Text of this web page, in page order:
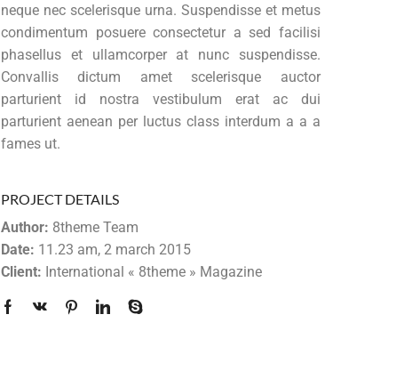
neque nec scelerisque urna. Suspendisse et metus
condimentum posuere consectetur a sed facilisi
phasellus et ullamcorper at nunc suspendisse.
Convallis dictum amet scelerisque auctor
parturient id nostra vestibulum erat ac dui
parturient aenean per luctus class interdum a a a
fames ut.
PROJECT DETAILS
Author: 8theme Team
Date: 11.23 am, 2 march 2015
Client: International « 8theme » Magazine